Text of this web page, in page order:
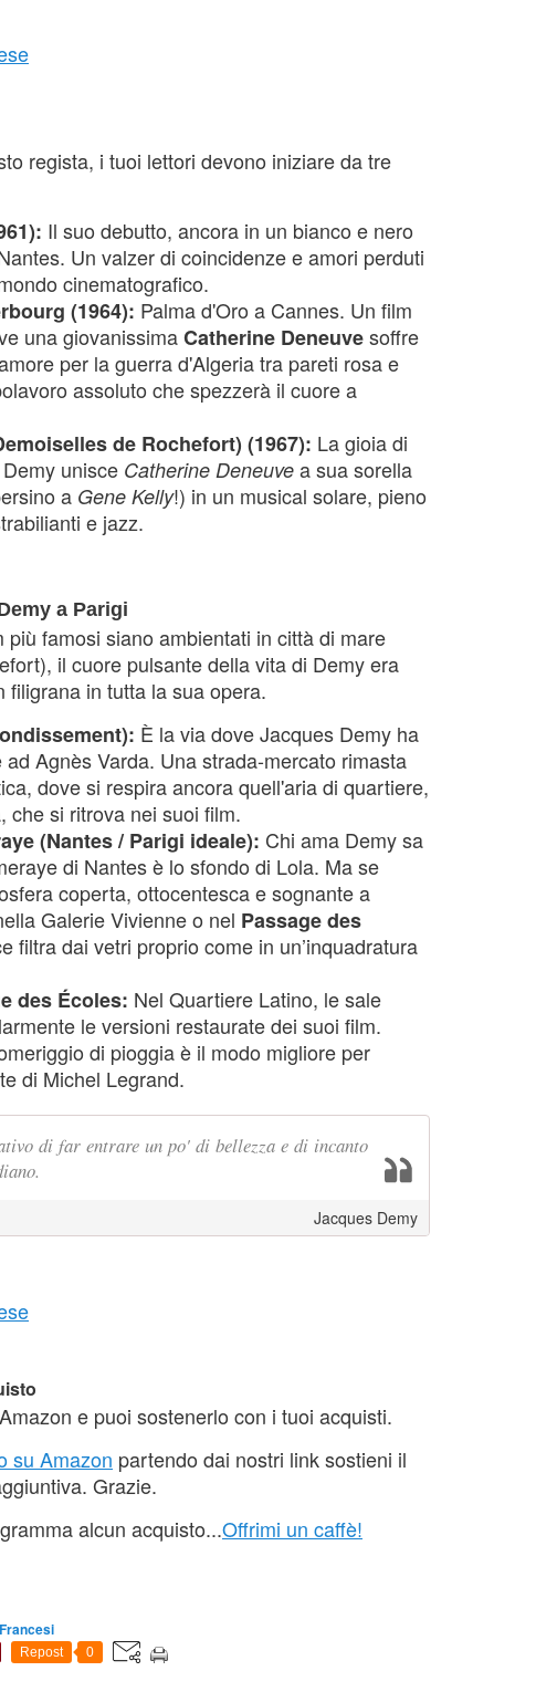
regista, i tuoi lettori devono iniziare da tre
Il suo debutto, ancora in un bianco e nero
Un valzer di coincidenze e amori perduti
cinematografico.
(1964): Palma d'Oro a Cannes. Un film
una giovanissimaCatherine Deneuvesoffre
per la guerra d'Algeria tra pareti rosa e
assoluto che spezzerà il cuore a
de Rochefort) (1967): La gioia di
unisce Catherine Deneuve a sua sorella
a Gene Kelly!) in un musical solare, pieno
e jazz.
a Parigi
famosi siano ambientati in città di mare
il cuore pulsante della vita di Demy era
filigrana in tutta la sua opera.
È la via dove Jacques Demy ha
Agnès Varda. Una strada-mercato rimasta
dove si respira ancora quell'aria di quartiere,
che si ritrova nei suoi film.
(Nantes / Parigi ideale): Chi ama Demy sa
di Nantes è lo sfondo di Lola. Ma se
coperta, ottocentesca e sognante a
Galerie Vivienne o nel Passage des
filtra dai vetri proprio come in un’inquadratura
des Écoles: Nel Quartiere Latino, le sale
le versioni restaurate dei suoi film.
di pioggia è il modo migliore per
di Michel Legrand.
di far entrare un po' di bellezza e di incanto
Jacques Demy
e puoi sostenerlo con i tuoi acquisti.
su Amazon partendo dai nostri link sostieni il
Grazie.
alcun acquisto...Offrimi un caffè!
Repost 0